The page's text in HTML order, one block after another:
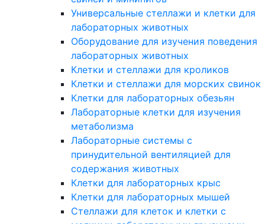
Универсальные стеллажи и клетки для
лабораторных животных
Оборудование для изучения поведения
лабораторных животных
Клетки и стеллажи для кроликов
Клетки и стеллажи для морских свинок
Клетки для лабораторных обезьян
Лабораторные клетки для изучения
метаболизма
Лабораторные системы с
принудительной вентиляцией для
содержания животных
Клетки для лабораторных крыс
Клетки для лабораторных мышей
Стеллажи для клеток и клетки с